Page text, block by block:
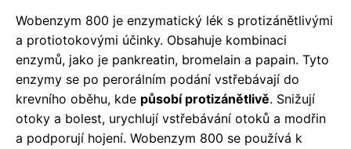
Wobenzym 800 je enzymatický lék s protizánětlivými
a protiotokovými účinky. Obsahuje kombinaci
enzymů, jako je pankreatin, bromelain a papain. Tyto
enzymy se po perorálním podání vstřebávají do
krevního oběhu, kde působí protizánětlivě. Snižují
otoky a bolest, urychlují vstřebávání otoků a modřin
a podporují hojení. Wobenzym 800 se používá k